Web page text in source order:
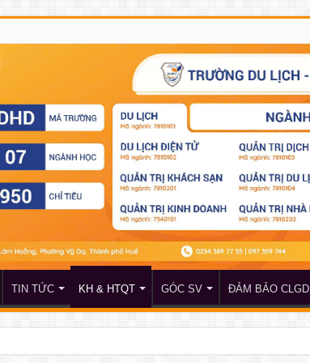
TIN TỨC KH & HTQT GÓC SV ĐẢM BẢO CLGD
Lê Xuân Hoàng và Hội đồng hương Huế tại TP Hồ Chí Minh